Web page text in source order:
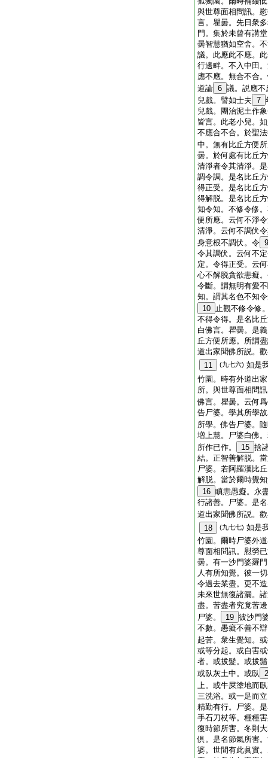
與世尊面相問訊。
言。瞿曇。先日衆
門。集於未曾有講
曇智慧猶如空舍。
議。此應此不應。
行邊畔。不入中田
應不應。無合不合
道論 6 議。説應不
兒戲。譬如士夫 7
兒戲。團治泥土作
皆言。此老小兒。
不應合不合。於聖
中。無有比丘方便
曇。於何處有比丘
清淨者令其清淨。
調令調。是名比丘
得正受。是名比丘
得解脱。是名比丘
知令知。不修令修
便所應。云何不淨
清淨。云何不調伏
身意根不調伏。令 9
令其調伏。云何不
定。令得正受。云
心不解脱貪欲恚癡
令斷。謂無明有愛
知。謂其名色不知
10 止觀不修令修
不得令得。是名比
白佛言。瞿曇。是
丘方便所應。所謂
道出家聞佛所説。
11
(九七六) 如是
竹園。時有外道出
所。與世尊面相問
佛言。瞿曇。云何
告尸婆。學其所學
所學。佛告尸婆。
増上慧。尸婆白佛
所作已作。
15 捨
結。正智善解脱。
尸婆。若阿羅漢比
解脱。當於爾時覺
16 瞋恚愚癡。永
行諸善。尸婆。是
道出家聞佛所説。
18
(九七七) 如是
竹園。爾時尸婆外
尊面相問訊。慰勞
曇。有一沙門婆羅
人有所知覺。彼一
令過去業盡。更不
未來世無復諸漏。
盡。苦盡者究竟苦
尸婆。
19 彼沙門
不數。愚癡不善不
起苦。衆生覺知。
或等分起。或自害
者。或拔髮。或拔
或臥灰土中。或臥
上。或牛屎塗地而
三洗浴。或一足而
精勤有行。尸婆。
手石刀杖等。種種
復時節所害。冬則
倶。是名節氣所害
婆。世間有此眞實